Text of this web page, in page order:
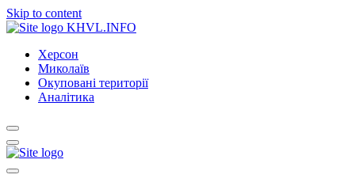
Skip to content
KHVL.INFO
Херсон
Миколаїв
Окуповані території
Аналітика